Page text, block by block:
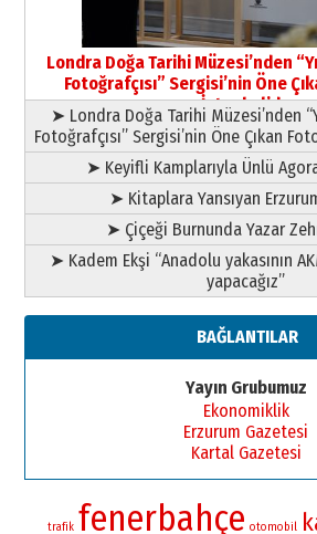
Yusuf POLAT
Şampiyonluk Sebahattin
yazar
11 Mayıs 2026 Pazartesi
Londra Doğa Tarihi Müzesi’nden
Fotoğrafçısı” Sergisi’nin Öne
İstanbul’da
➤ Londra Doğa Tarihi Müzesi’nden
Fotoğrafçısı” Sergisi’nin Öne Çıkan
➤ Keyifli Kamplarıyla Ünlü
➤ Kitaplara Yansıyan
➤ Çiçeği Burnunda Yazar
➤ Kadem Ekşi “Anadolu yakasının
yapacağız”
BAĞLANTILAR
Yayın Grubumuz
Ekonomiklik
Erzurum Gazetesi
Kartal Gazetesi
trafik fenerbahçe otomobil